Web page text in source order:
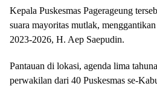
​Kepala Puskesmas Pagerageung
suara mayoritas mutlak,
2023-2026, H. Aep Saepudin.
​Pantauan di lokasi, agenda lima
perwakilan dari 40 Puskesmas se-